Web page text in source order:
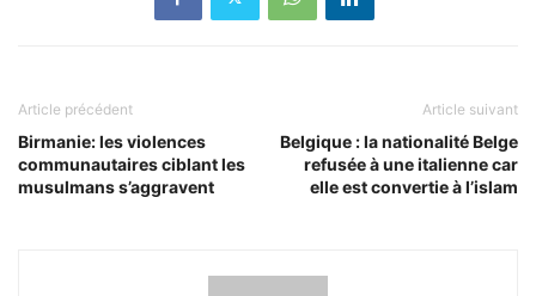
Article précédent
Birmanie: les violences
communautaires ciblant les
musulmans s’aggravent
Article suivant
Belgique : la nationalité Belge
refusée à une italienne car
elle est convertie à l’islam